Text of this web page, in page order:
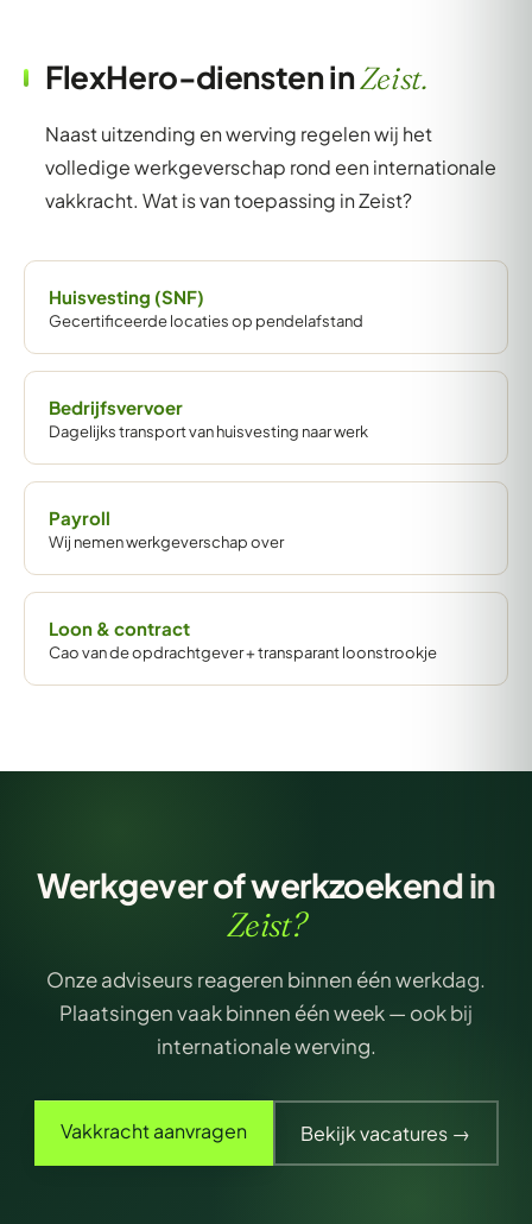
FlexHero-diensten inZeist.
Naast uitzending en werving regelen wij het
volledige werkgeverschap rond een internationale
vakkracht. Wat is van toepassing in Zeist?
Huisvesting (SNF)
Gecertificeerde locaties op pendelafstand
Bedrijfsvervoer
Dagelijks transport van huisvesting naar werk
Payroll
Wij nemen werkgeverschap over
Loon & contract
Cao van de opdrachtgever + transparant loonstrookje
Werkgever of werkzoekend in
Zeist?
Onze adviseurs reageren binnen één werkdag.
Plaatsingen vaak binnen één week — ook bij
internationale werving.
Vakkracht aanvragen Bekijk vacatures →